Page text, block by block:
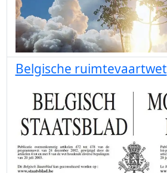
Belgische ruimtevaartwet